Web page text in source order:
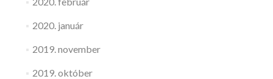
2020. január
2019. november
2019. október